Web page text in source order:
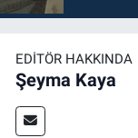
EDITÖR HAKKINDA
Şeyma Kaya